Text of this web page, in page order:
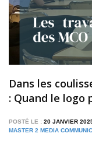
Dans les
: Quand le logo
POSTÉ LE : 20 JANVIER
MASTER 2 MEDIA